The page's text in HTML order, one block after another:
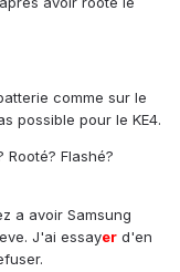
comme sur le
possible pour le KE4.
Flashé?
a avoir Samsung
J'ai essayer d'en